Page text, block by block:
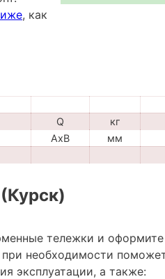
, как
Q кг
AxB мм
тележки и
необходимости
эксплуатации, а также: